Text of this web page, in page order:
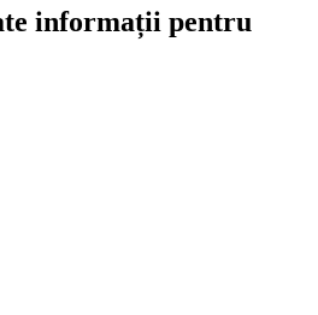
informații pentru